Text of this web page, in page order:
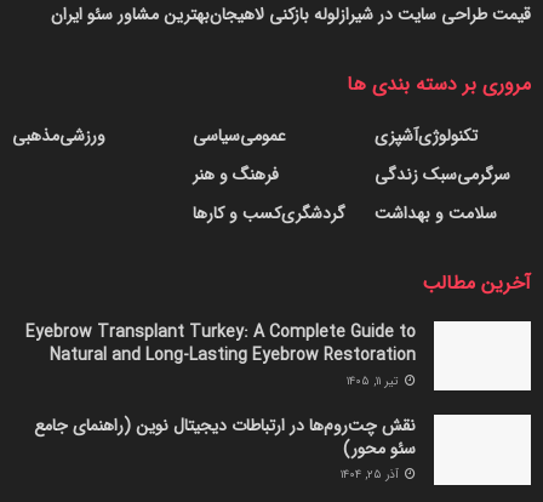
بهترین مشاور سئو ایرانلوله بازکنی لاهیجانقیمت طراحی سایت در شیراز
مروری بر دسته بندی ها
آشپزیتکنولوژی
سبک زندگیسرگرمی
سلامت و بهداشت
سیاسیعمومی
فرهنگ و هنر
کسب و کارهاگردشگری
مذهبیورزشی
آخرین مطالب
Eyebrow Transplant Turkey: A Complete Guide to
Natural and Long-Lasting Eyebrow Restoration
تیر ۱۱, ۱۴۰۵
نقش چت‌روم‌ها در ارتباطات دیجیتال نوین (راهنمای جامع
سئو محور)
آذر ۲۵, ۱۴۰۴